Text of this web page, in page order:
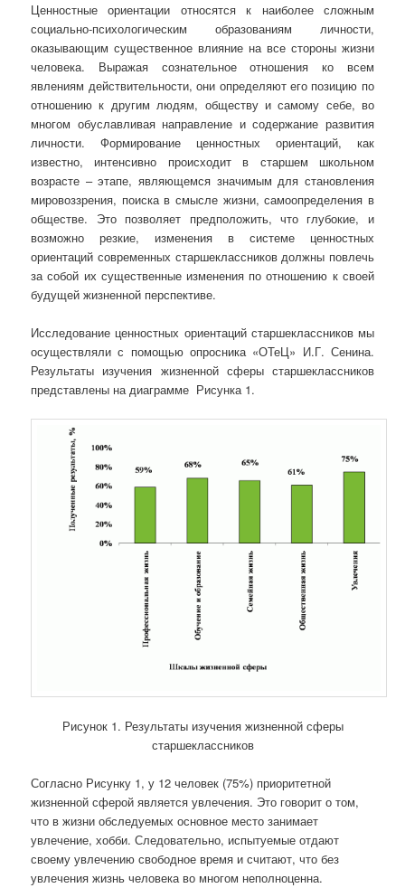
Ценностные ориентации относятся к наиболее сложным
социально-психологическим образованиям личности,
оказывающим существенное влияние на все стороны жизни
человека. Выражая сознательное отношения ко всем
явлениям действительности, они определяют его позицию по
отношению к другим людям, обществу и самому себе, во
многом обуславливая направление и содержание развития
личности. Формирование ценностных ориентаций, как
известно, интенсивно происходит в старшем школьном
возрасте – этапе, являющемся значимым для становления
мировоззрения, поиска в смысле жизни, самоопределения в
обществе. Это позволяет предположить, что глубокие, и
возможно резкие, изменения в системе ценностных
ориентаций современных старшеклассников должны повлечь
за собой их существенные изменения по отношению к своей
будущей жизненной перспективе.
Исследование ценностных ориентаций старшеклассников мы
осуществляли с помощью опросника «ОТеЦ» И.Г. Сенина.
Результаты изучения жизненной сферы старшеклассников
представлены на диаграмме Рисунка 1.
Рисунок 1. Результаты изучения жизненной сферы
старшеклассников
Согласно Рисунку 1, у 12 человек (75%) приоритетной
жизненной сферой является увлечения. Это говорит о том,
что в жизни обследуемых основное место занимает
увлечение, хобби. Следовательно, испытуемые отдают
своему увлечению свободное время и считают, что без
увлечения жизнь человека во многом неполноценна.